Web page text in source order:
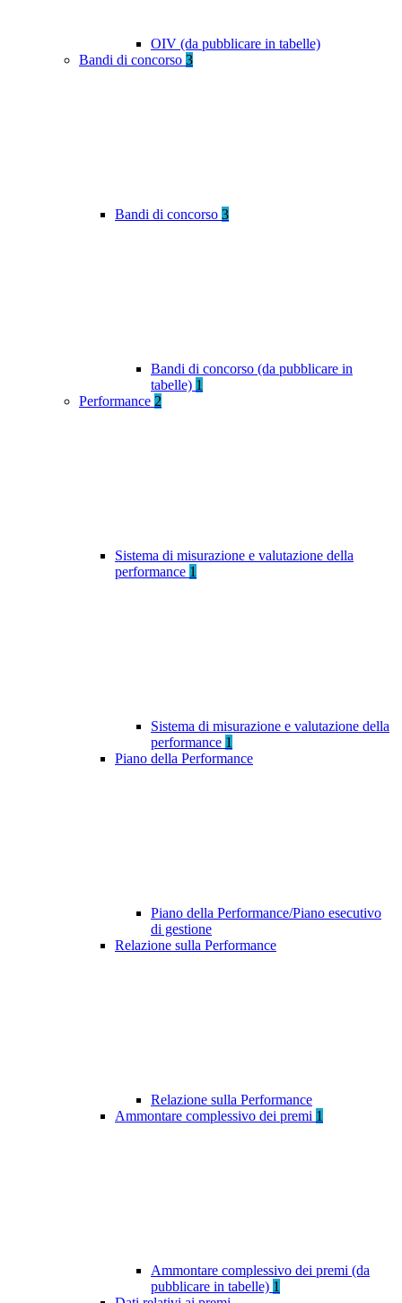
OIV (da pubblicare in tabelle)
Bandi di concorso 3
Bandi di concorso 3
Bandi di concorso (da pubblicare in
tabelle) 1
Performance 2
Sistema di misurazione e valutazione della
performance 1
Sistema di misurazione e valutazione della
performance 1
Piano della Performance
Piano della Performance/Piano esecutivo
di gestione
Relazione sulla Performance
Relazione sulla Performance
Ammontare complessivo dei premi 1
Ammontare complessivo dei premi (da
pubblicare in tabelle) 1